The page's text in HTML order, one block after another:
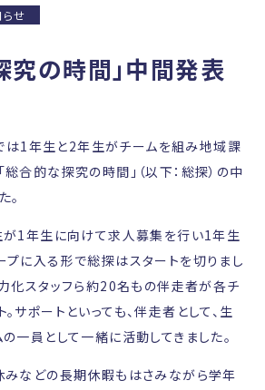
せ
究の時間」中間発表
は1年生と2年生がチームを組み地域課
合的な探究の時間」（以下：総探）の中
。
1年生に向けて求人募集を行い1年生
に入る形で総探はスタートを切りまし
力化スタッフら約20名もの伴走者が各チ
サポートといっても、伴走者として、生
一員として一緒に活動してきました。
みなどの長期休暇もはさみながら学年